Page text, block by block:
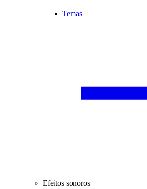
Temas
Efeitos sonoros